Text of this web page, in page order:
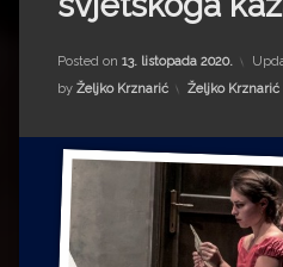
Impressum
Milenko Strižak
Drugi autori
Drugi autori
Ljiljana Lekanić-Kljaić
Željko Krznarić
Posted on 13. listopada 2020.
by Željko Krznarić Kategorije:
Željko Krznarić